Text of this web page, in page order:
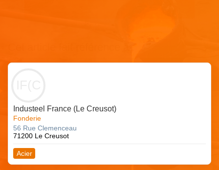
Industeel France (Le Creusot)
Fonderie
56 Rue Clemenceau
71200 Le Creusot
Acier